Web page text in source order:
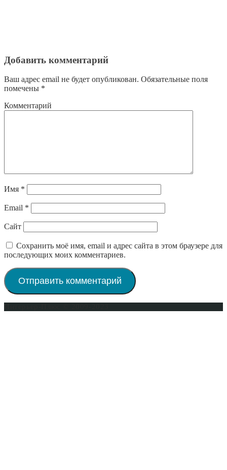
Добавить комментарий
Ваш адрес email не будет опубликован. Обязательные поля
помечены *
Комментарий
Имя *
Email *
Сайт
Сохранить моё имя, email и адрес сайта в этом браузере для
последующих моих комментариев.